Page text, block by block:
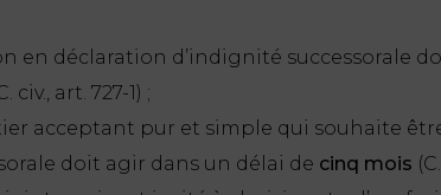
en déclaration d’indignité successorale
civ., art. 727-1) ;
acceptant pur et simple qui souhaite
doit agir dans un délai de cinq mois